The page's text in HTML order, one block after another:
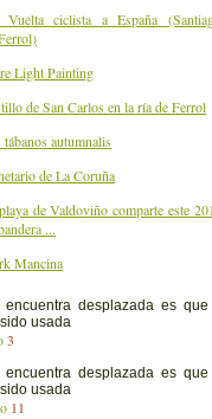
Vuelta ciclista a España
Light Painting
de San Carlos en la ría de Ferrol
tábanos autumnalis
de La Coruña
de Valdoviño comparte este
...
Mancina
3
11